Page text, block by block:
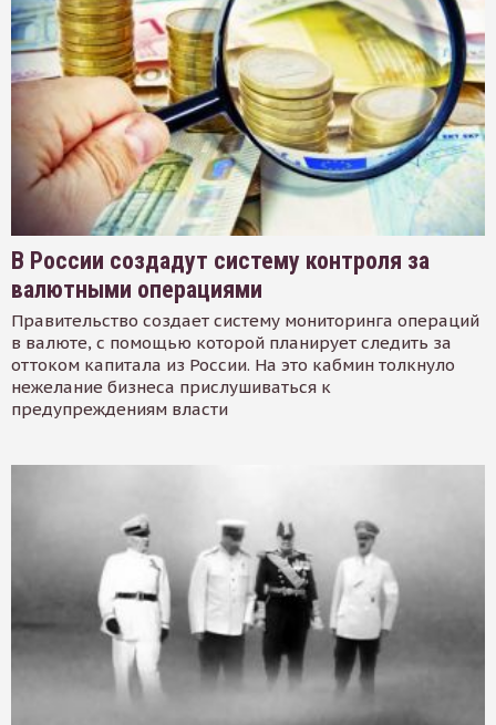
В России создадут систему контроля за
валютными операциями
Правительство создает систему мониторинга операций
в валюте, с помощью которой планирует следить за
оттоком капитала из России. На это кабмин толкнуло
нежелание бизнеса прислушиваться к
предупреждениям власти